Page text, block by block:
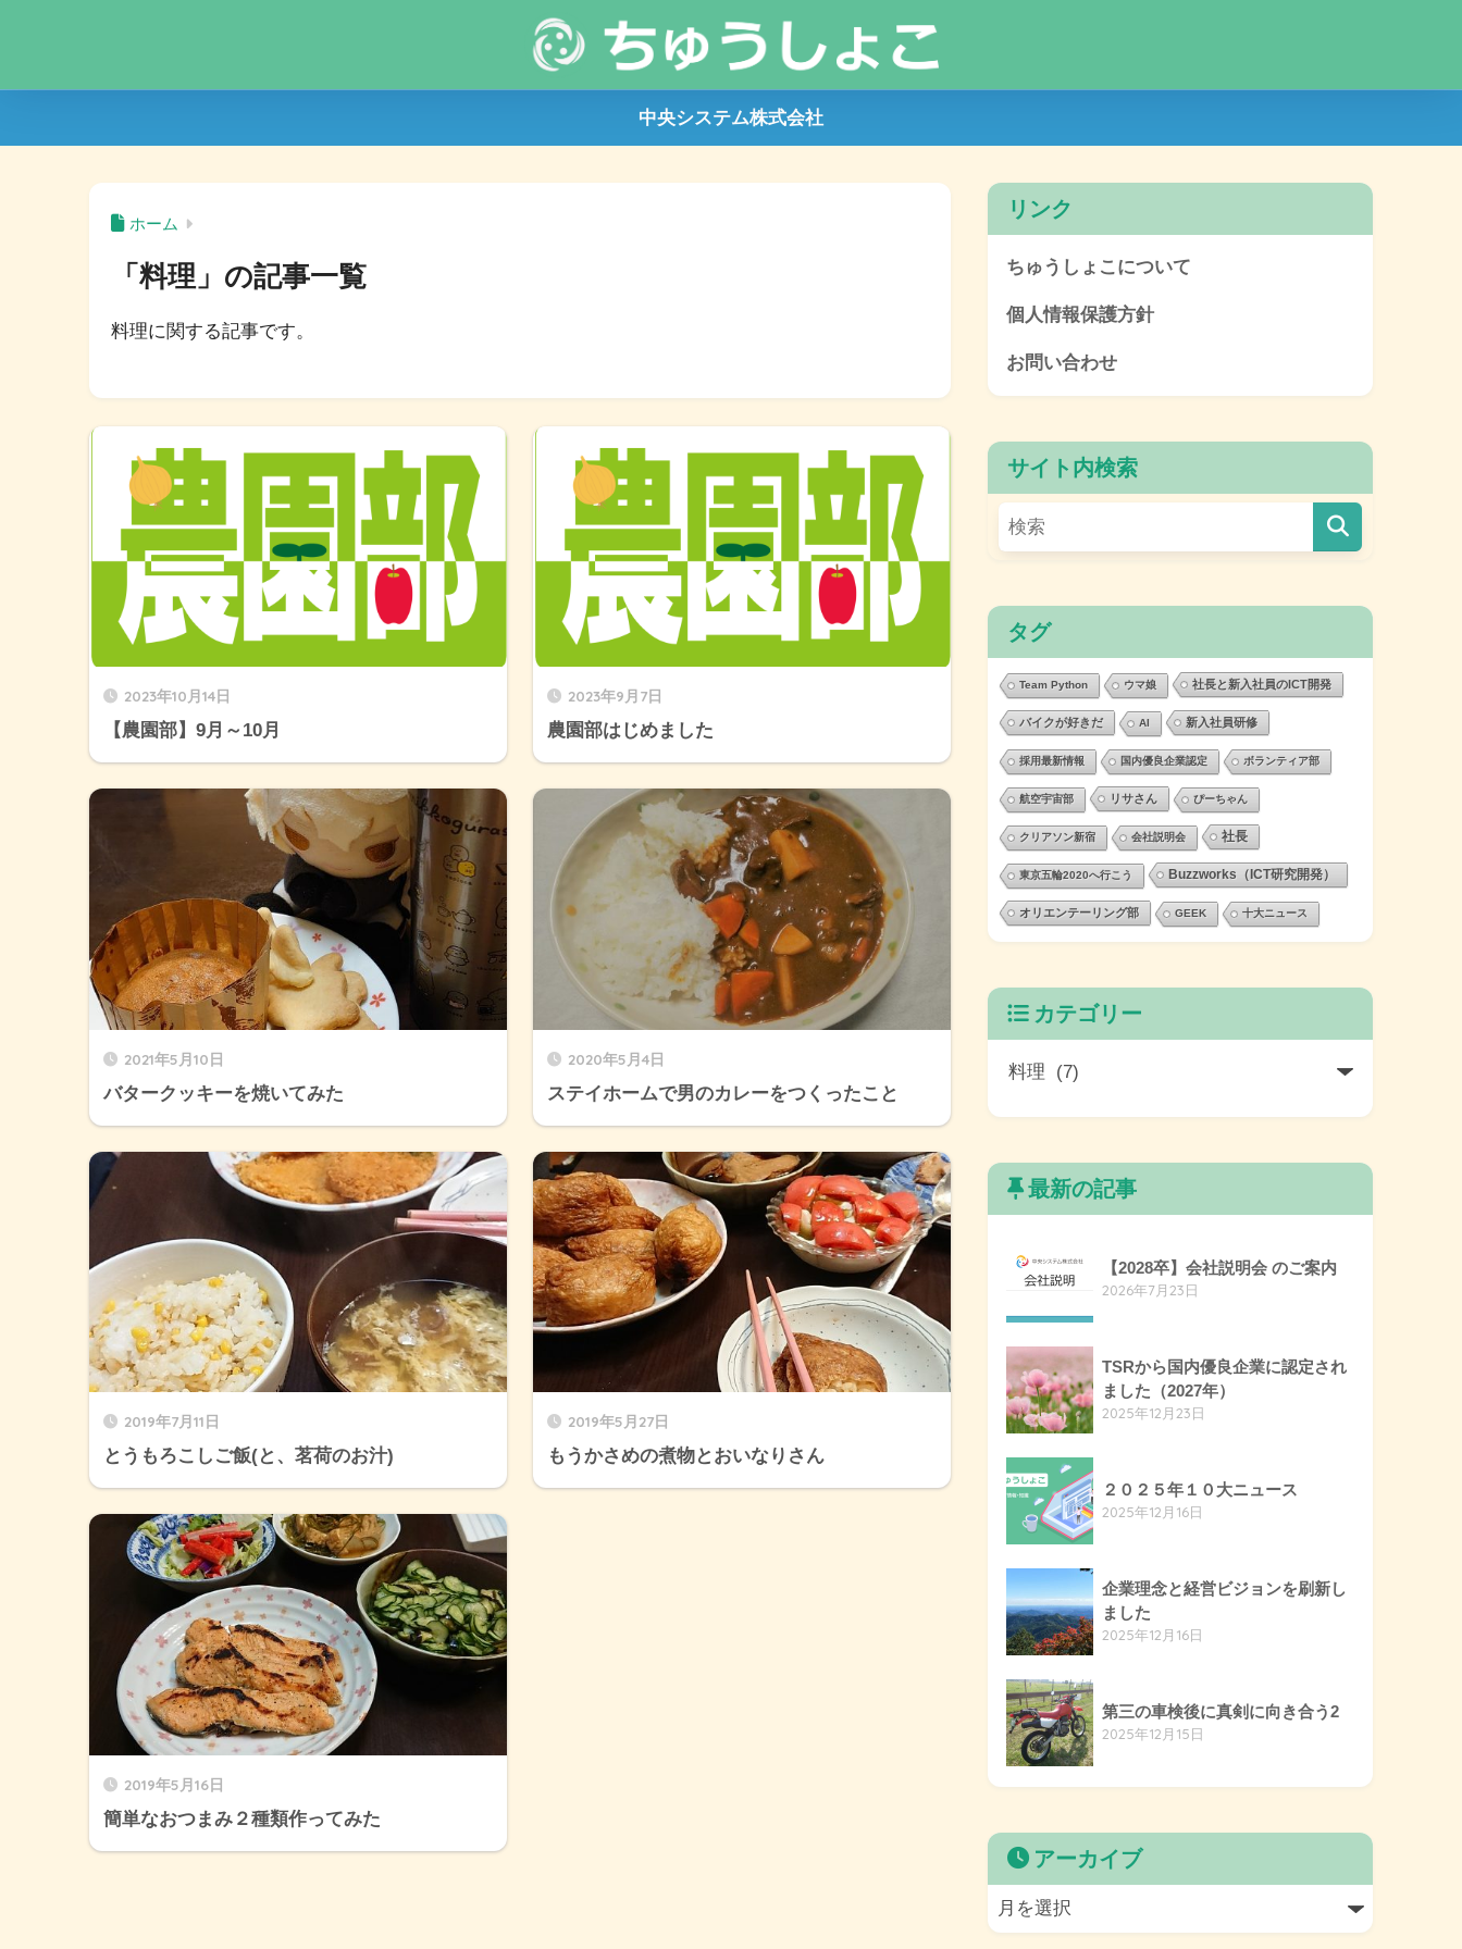
中央システム株式会社
ホーム
「料理」の記事一覧
料理に関する記事です。
2023年10月14日
【農園部】9月～10月
2023年9月7日
農園部はじめました
2021年5月10日
バタークッキーを焼いてみた
2020年5月4日
ステイホームで男のカレーをつくったこと
2019年7月11日
とうもろこしご飯(と、茗荷のお汁)
2019年5月27日
もうかさめの煮物とおいなりさん
2019年5月16日
簡単なおつまみ２種類作ってみた
リンク
ちゅうしょこについて
個人情報保護方針
お問い合わせ
サイト内検索
タグ
Team Python ウマ娘 社長と新入社員のICT開発
バイクが好きだ AI 新入社員研修
採用最新情報 国内優良企業認定 ボランティア部
航空宇宙部 リサさん ぴーちゃん
クリアソン新宿 会社説明会 社長
東京五輪2020へ行こう Buzzworks（ICT研究開発）
オリエンテーリング部 GEEK 十大ニュース
カテゴリー
最新の記事
【2028卒】会社説明会 のご案内
2026年7月23日
TSRから国内優良企業に認定され
ました（2027年）
2025年12月23日
２０２５年１０大ニュース
2025年12月16日
企業理念と経営ビジョンを刷新し
ました
2025年12月16日
第三の車検後に真剣に向き合う2
2025年12月15日
アーカイブ